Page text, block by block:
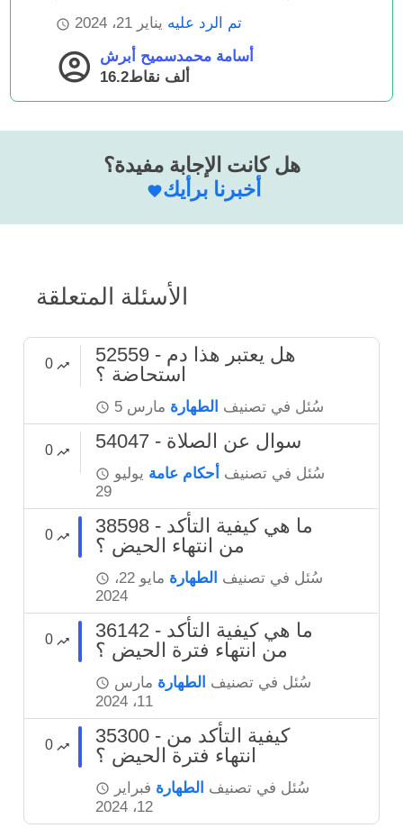
تم الرد عليه يناير 21، 2024
أسامة محمدسميح أبرش
16.2ألف نقاط
هل كانت الإجابة مفيدة؟
أخبرنا برأيك
الأسئلة المتعلقة
0
52559 - هل يعتبر هذا دم
استحاضة ؟
سُئل في تصنيف الطهارة مارس 5
0 54047 - سوال عن الصلاة
سُئل في تصنيف أحكام عامة يوليو
29
0
38598 - ما هي كيفية التأكد
من انتهاء الحيض ؟
سُئل في تصنيف الطهارة
مايو 22،
2024
0
36142 - ما هي كيفية التأكد
من انتهاء فترة الحيض ؟
سُئل في تصنيف الطهارة مارس
11، 2024
0
35300 - كيفية التأكد من
انتهاء فترة الحيض ؟
سُئل في تصنيف الطهارة فبراير
12، 2024